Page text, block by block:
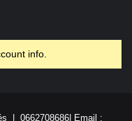
info.
| 0662708686| Email :